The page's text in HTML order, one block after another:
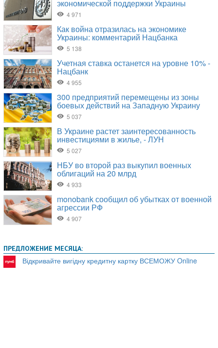
ПРЕДЛОЖЕНИЕ МЕСЯЦА:
Відкривайте вигідну кредитну картку ВСЕМОЖУ Online